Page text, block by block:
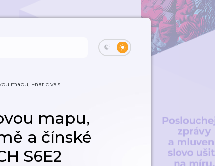
mapu, Fnatic ve s...
mapu,
a čínské
S6E2